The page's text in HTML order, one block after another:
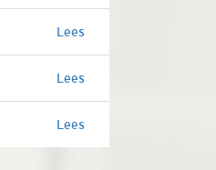
Lees
Lees
Lees